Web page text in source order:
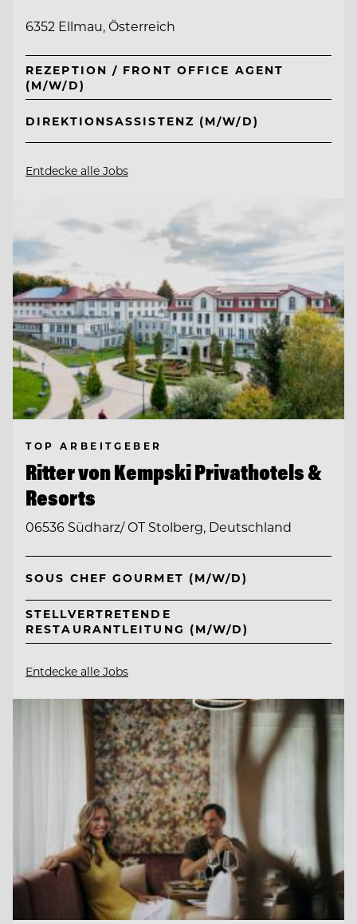
6352 Ellmau, Österreich
REZEPTION / FRONT OFFICE AGENT
(M/W/D)
DIREKTIONSASSISTENZ (M/W/D)
Entdecke alle Jobs
TOP ARBEITGEBER
Ritter von Kempski Privathotels &
Resorts
06536 Südharz/ OT Stolberg, Deutschland
SOUS CHEF GOURMET (M/W/D)
STELLVERTRETENDE
RESTAURANTLEITUNG (M/W/D)
Entdecke alle Jobs